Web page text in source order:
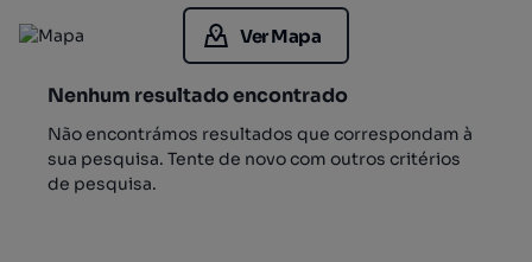
Ver Mapa
Nenhum resultado encontrado
Não encontrámos resultados que correspondam à
sua pesquisa. Tente de novo com outros critérios
de pesquisa.